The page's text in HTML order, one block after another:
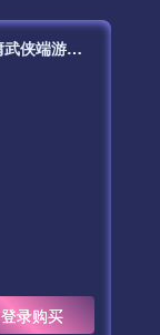
【新天龙八部3永恒经典之怀旧版兽血沸腾第二季】站长推荐经典3D武侠金庸武侠端游最新整理单机一键即玩镜像端-打包Linux服务端源码视频架设教程-完整PC客户端-附带攻略-配套一吨鱼GM工具-配套GM工具！
登录购买